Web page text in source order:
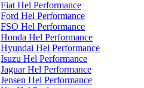
Fiat Hel Performance
Ford Hel Performance
FSO Hel Performance
Honda Hel Performance
Hyundai Hel Performance
Isuzu Hel Performance
Jaguar Hel Performance
Jensen Hel Performance